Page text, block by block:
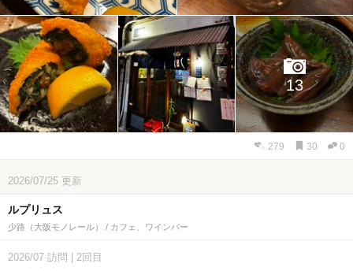
13
279 30 0
2026/07/25 更新
ルプリュス
少路（大阪モノレール） / カフェ、ワインバー
2026/07 訪問 2回目